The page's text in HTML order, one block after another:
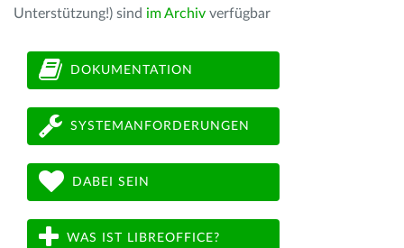
Unterstützung!) sind im Archiv verfügbar
DOKUMENTATION
SYSTEMANFORDERUNGEN
DABEI SEIN
WAS IST LIBREOFFICE?